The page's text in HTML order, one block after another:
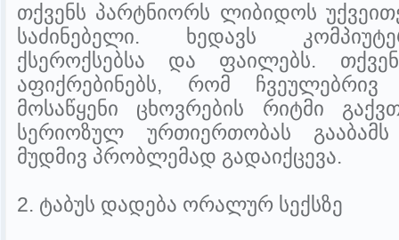
თქვენს პარტნიორს ლიბიდოს
საძინებელი. ხედავს
ქსეროქსებსა და ფაილებს.
აფიქრებინებს, რომ ჩვეულებრივ
მოსაწყენი ცხოვრების რიტმი
სერიოზულ ურთიერთობას
მუდმივ პრობლემად გადაიქცევა.
2. ტაბუს დადება ორალურ სექსზე